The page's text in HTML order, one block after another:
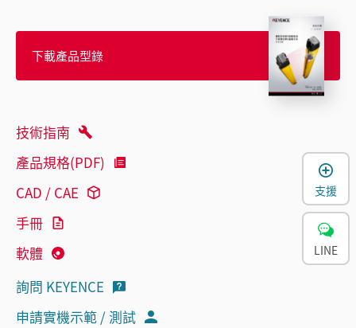
下載產品型錄
技術指南
產品規格(PDF)
CAD / CAE
手冊
軟體
詢問 KEYENCE
申請實機示範 / 測試
支援
LINE